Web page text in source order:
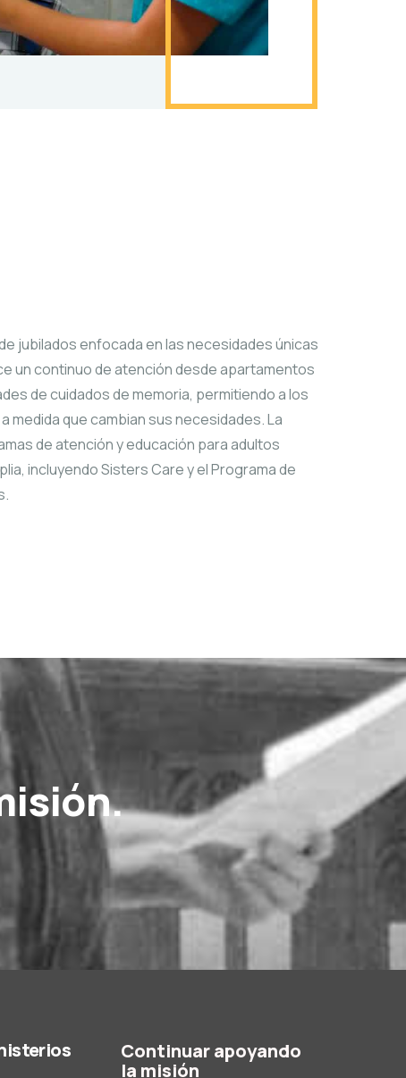
jubilados enfocada en las necesidades únicas
un continuo de atención desde apartamentos
de cuidados de memoria, permitiendo a los
medida que cambian sus necesidades. La
de atención y educación para adultos
incluyendo Sisters Care y el Programa de
Continuar apoyando
la misión